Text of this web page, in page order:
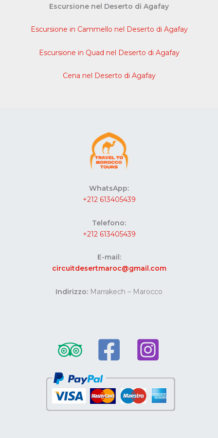
Escursione nel Deserto di Agafay
Escursione in Cammello nel Deserto di Agafay
Escursione in Quad nel Deserto di Agafay
Cena nel Deserto di Agafay
WhatsApp:
+212 613405439
Telefono:
+212 613405439
E-mail:
circuitdesertmaroc@gmail.com
Indirizzo: Marrakech – Marocco